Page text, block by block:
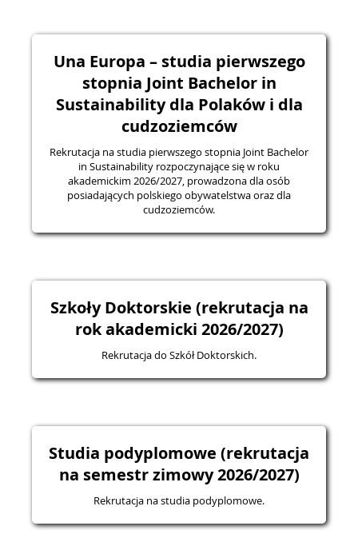
Una Europa – studia pierwszego
stopnia Joint Bachelor in
Sustainability dla Polaków i dla
cudzoziemców
Rekrutacja na studia pierwszego stopnia Joint Bachelor
in Sustainability rozpoczynające się w roku
akademickim 2026/2027, prowadzona dla osób
posiadających polskiego obywatelstwa oraz dla
cudzoziemców.
Szkoły Doktorskie (rekrutacja na
rok akademicki 2026/2027)
Rekrutacja do Szkół Doktorskich.
Studia podyplomowe (rekrutacja
na semestr zimowy 2026/2027)
Rekrutacja na studia podyplomowe.